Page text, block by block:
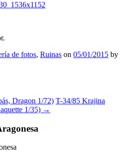
de fotos, Ruinas on 05/01/2015 by
Dragon 1/72) T-34/85 Krajina
1/35) →